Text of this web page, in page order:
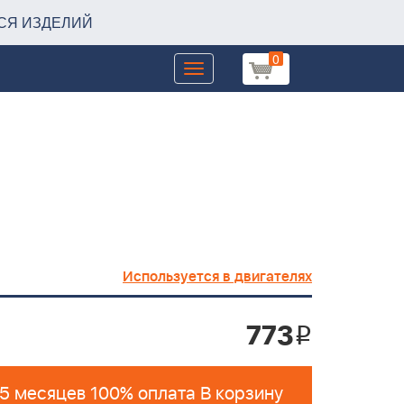
ИЗДЕЛИЙ
0
Toggle
navigation
Используется в двигателях
773i
месяцев 100% оплата В корзину